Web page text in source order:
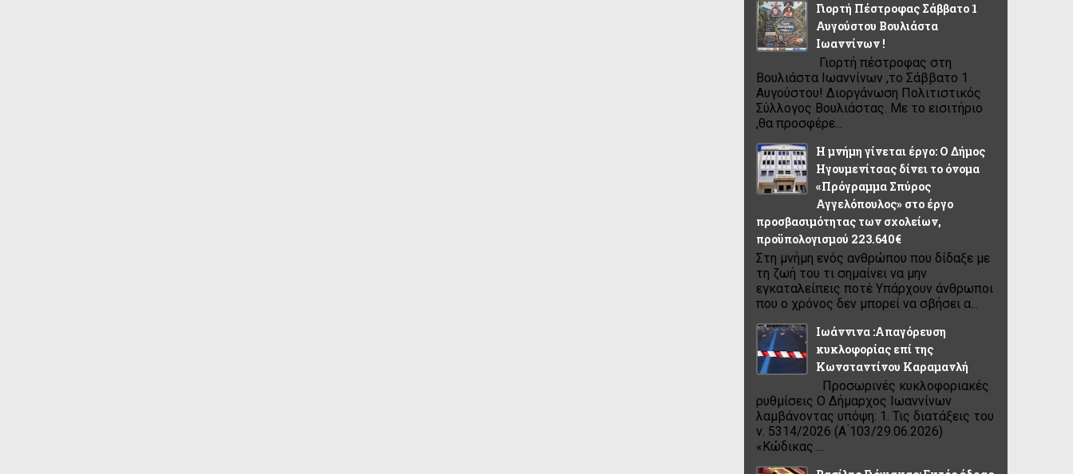
Γιορτή Πέστροφας Σάββατο 1
Αυγούστου Βουλιάστα
Ιωαννίνων !
Γιορτή πέστροφας στη
Βουλιάστα Ιωαννίνων ,το Σάββατο 1
Αυγούστου! Διοργάνωση Πολιτιστικός
Σύλλογος Βουλιάστας. Με το εισιτήριο
,θα προσφέρε...
Η μνήμη γίνεται έργο: Ο Δήμος
Ηγουμενίτσας δίνει το όνομα
«Πρόγραμμα Σπύρος
Αγγελόπουλος» στο έργο
προσβασιμότητας των σχολείων,
προϋπολογισμού 223.640€
Στη μνήμη ενός ανθρώπου που δίδαξε με
τη ζωή του τι σημαίνει να μην
εγκαταλείπεις ποτέ Υπάρχουν άνθρωποι
που ο χρόνος δεν μπορεί να σβήσει α...
Ιωάννινα :Απαγόρευση
κυκλοφορίας επί της
Κωνσταντίνου Καραμανλή
Προσωρινές κυκλοφοριακές
ρυθμίσεις Ο Δήμαρχος Ιωαννίνων
λαμβάνοντας υπόψη: 1. Τις διατάξεις του
ν. 5314/2026 (Α ́103/29.06.2026)
«Κώδικας ...